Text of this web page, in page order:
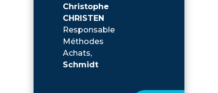
Christophe
CHRISTEN
Responsable
Méthodes
Achats,
Schmidt